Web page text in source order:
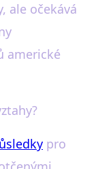
ale očekává
americké
pro